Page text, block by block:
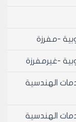
-مفرزة
-غيرمفرزة
الهندسية
الهندسية